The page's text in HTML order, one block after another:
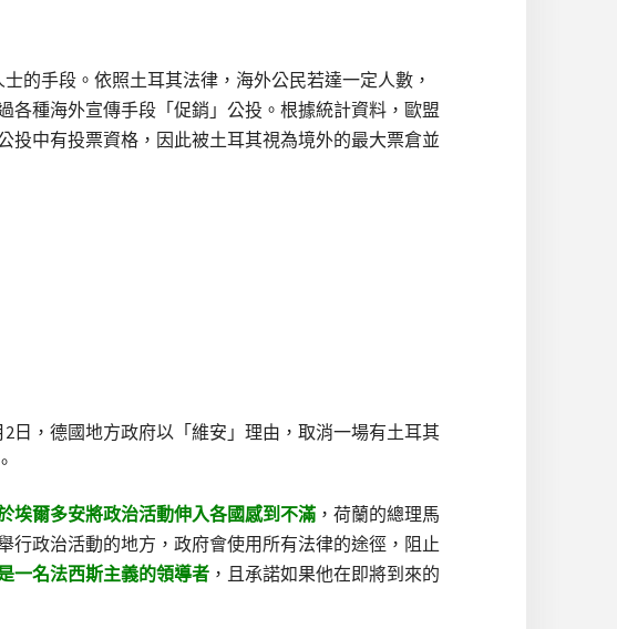
的手段。依照土耳其法律，海外公民若達一定人數，
種海外宣傳手段「促銷」公投。根據統計資料，歐盟
投中有投票資格，因此被土耳其視為境外的最大票倉並
日，德國地方政府以「維安」理由，取消一場有土耳其
埃爾多安將政治活動伸入各國感到不滿 ，荷蘭的總理馬
政治活動的地方，政府會使用所有法律的途徑，阻止
一名法西斯主義的領導者 ，且承諾如果他在即將到來的